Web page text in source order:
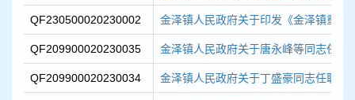
QF230500020230002 金泽镇人民政府关于印发《金泽镇重大
QF209900020230035 金泽镇人民政府关于唐永峰等同志任职
QF209900020230034 金泽镇人民政府关于丁盛豪同志任职的